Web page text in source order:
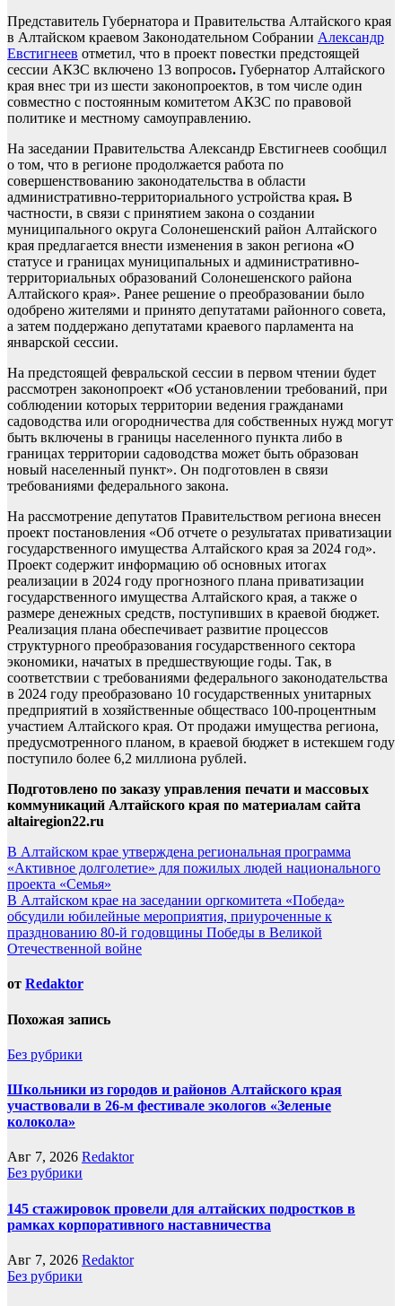
Представитель Губернатора и Правительства Алтайского края
в Алтайском краевом Законодательном Собрании Александр
Евстигнеев отметил, что в проект повестки предстоящей
сессии АКЗС включено 13 вопросов. Губернатор Алтайского
края внес три из шести законопроектов, в том числе один
совместно с постоянным комитетом АКЗС по правовой
политике и местному самоуправлению.
На заседании Правительства Александр Евстигнеев сообщил
о том, что в регионе продолжается работа по
совершенствованию законодательства в области
административно-территориального устройства края. В
частности, в связи с принятием закона о создании
муниципального округа Солонешенский район Алтайского
края предлагается внести изменения в закон региона «О
статусе и границах муниципальных и административно-
территориальных образований Солонешенского района
Алтайского края». Ранее решение о преобразовании было
одобрено жителями и принято депутатами районного совета,
а затем поддержано депутатами краевого парламента на
январской сессии.
На предстоящей февральской сессии в первом чтении будет
рассмотрен законопроект «Об установлении требований, при
соблюдении которых территории ведения гражданами
садоводства или огородничества для собственных нужд могут
быть включены в границы населенного пункта либо в
границах территории садоводства может быть образован
новый населенный пункт». Он подготовлен в связи
требованиями федерального закона.
На рассмотрение депутатов Правительством региона внесен
проект постановления «Об отчете о результатах приватизации
государственного имущества Алтайского края за 2024 год».
Проект содержит информацию об основных итогах
реализации в 2024 году прогнозного плана приватизации
государственного имущества Алтайского края, а также о
размере денежных средств, поступивших в краевой бюджет.
Реализация плана обеспечивает развитие процессов
структурного преобразования государственного сектора
экономики, начатых в предшествующие годы. Так, в
соответствии с требованиями федерального законодательства
в 2024 году преобразовано 10 государственных унитарных
предприятий в хозяйственные обществасо 100-процентным
участием Алтайского края. От продажи имущества региона,
предусмотренного планом, в краевой бюджет в истекшем году
поступило более 6,2 миллиона рублей.
Подготовлено по заказу управления печати и массовых
коммуникаций Алтайского края по материалам сайта
altairegion22.ru
Навигация
по
записям
В Алтайском крае утверждена региональная программа
«Активное долголетие» для пожилых людей национального
проекта «Семья»
В Алтайском крае на заседании оргкомитета «Победа»
обсудили юбилейные мероприятия, приуроченные к
празднованию 80-й годовщины Победы в Великой
Отечественной войне
от Redaktor
Похожая запись
Без рубрики
Школьники из городов и районов Алтайского края
участвовали в 26-м фестивале экологов «Зеленые
колокола»
Авг 7, 2026 Redaktor
Без рубрики
145 стажировок провели для алтайских подростков в
рамках корпоративного наставничества
Авг 7, 2026 Redaktor
Без рубрики